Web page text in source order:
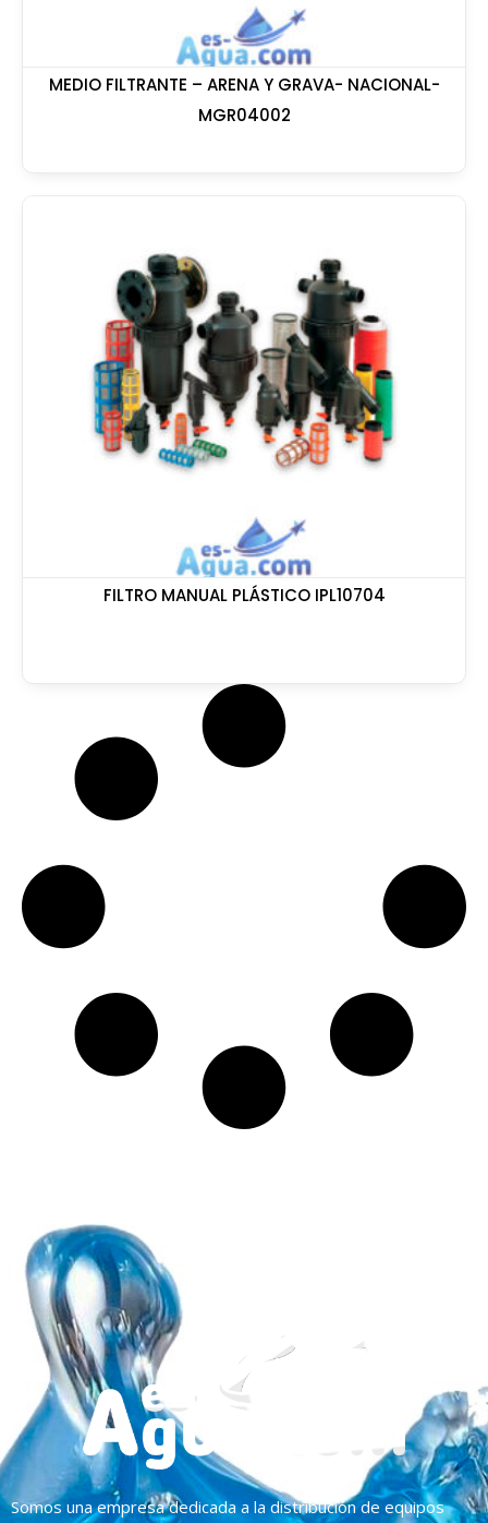
MEDIO FILTRANTE – ARENA Y GRAVA- NACIONAL-
MGR04002
FILTRO MANUAL PLÁSTICO IPL10704
Somos una empresa dedicada a la distribución de equipos